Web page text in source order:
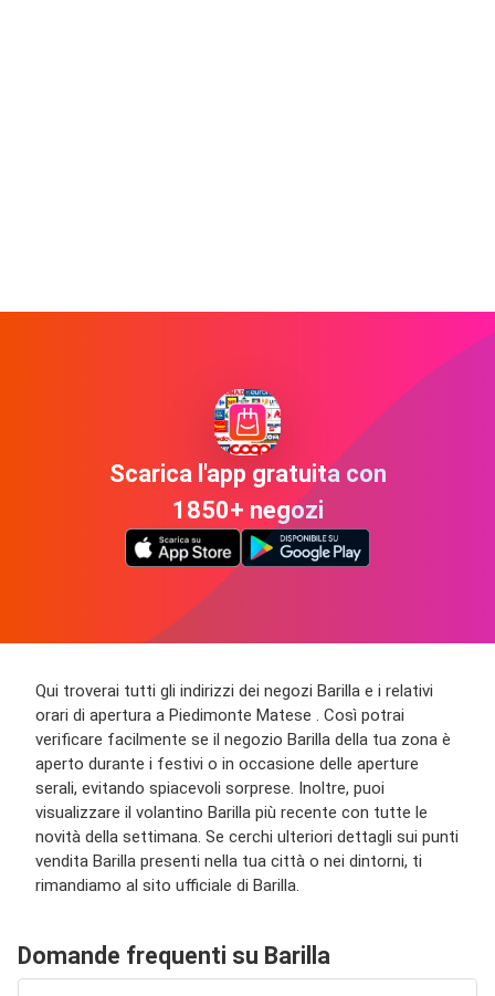
Scarica l'app gratuita con
1850+ negozi
Qui troverai tutti gli indirizzi dei negozi Barilla e i relativi
orari di apertura a Piedimonte Matese . Così potrai
verificare facilmente se il negozio Barilla della tua zona è
aperto durante i festivi o in occasione delle aperture
serali, evitando spiacevoli sorprese. Inoltre, puoi
visualizzare il volantino Barilla più recente con tutte le
novità della settimana. Se cerchi ulteriori dettagli sui punti
vendita Barilla presenti nella tua città o nei dintorni, ti
rimandiamo al sito ufficiale di Barilla.
Domande frequenti su Barilla